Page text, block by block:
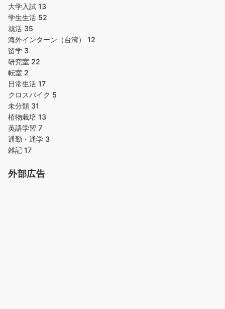
大学入試 13
学生生活 52
就活 35
海外インターン（台湾） 12
留学 3
研究室 22
転室 2
日常生活 17
クロスバイク 5
未分類 31
植物栽培 13
英語学習 7
通勤・通学 3
雑記 17
外部広告